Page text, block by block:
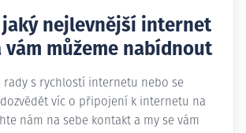
nejlevnější internet
vám můžeme nabídnout
rady s rychlostí internetu nebo se
víc o připojení k internetu na
nám na sebe kontakt a my se vám